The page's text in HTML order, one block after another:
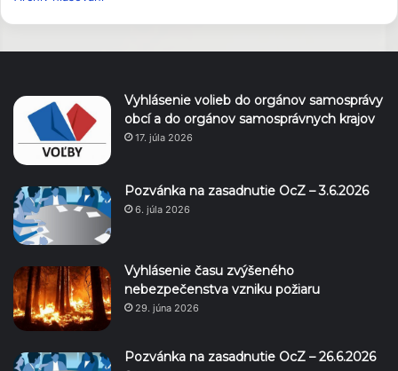
Vyhlásenie volieb do orgánov samosprávy
obcí a do orgánov samosprávnych krajov
17. júla 2026
Pozvánka na zasadnutie OcZ – 3.6.2026
6. júla 2026
Vyhlásenie času zvýšeného
nebezpečenstva vzniku požiaru
29. júna 2026
Pozvánka na zasadnutie OcZ – 26.6.2026